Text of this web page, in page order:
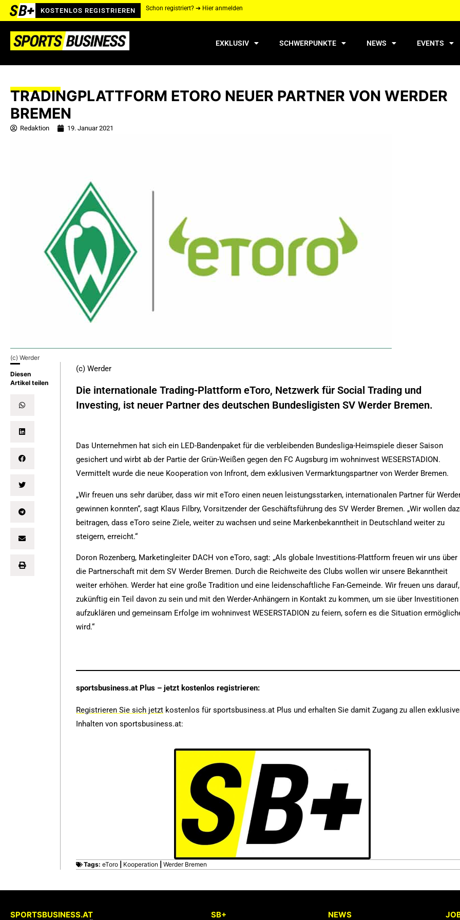
KOSTENLOS REGISTRIEREN Schon registriert? ➔ Hier anmelden
EXKLUSIV SCHWERPUNKTE NEWS EVENTS
TRADINGPLATTFORM ETORO NEUER PARTNER VON WERDER
BREMEN
Redaktion 19. Januar 2021
(c) Werder
Diesen
Artikel teilen
(c) Werder
Die internationale Trading-Plattform eToro, Netzwerk für Social Trading und
Investing, ist neuer Partner des deutschen Bundesligisten SV Werder Bremen.
Das Unternehmen hat sich ein LED-Bandenpaket für die verbleibenden Bundesliga-Heimspiele dieser Saison
gesichert und wirbt ab der Partie der Grün-Weißen gegen den FC Augsburg im wohninvest WESERSTADION.
Vermittelt wurde die neue Kooperation von Infront, dem exklusiven Vermarktungspartner von Werder Bremen.
„Wir freuen uns sehr darüber, dass wir mit eToro einen neuen leistungsstarken, internationalen Partner für
gewinnen konnten“, sagt Klaus Filbry, Vorsitzender der Geschäftsführung des SV Werder Bremen. „Wir wollen
beitragen, dass eToro seine Ziele, weiter zu wachsen und seine Markenbekanntheit in Deutschland weiter zu
steigern, erreicht.“
Doron Rozenberg, Marketingleiter DACH von eToro, sagt: „Als globale Investitions-Plattform freuen wir uns über
die Partnerschaft mit dem SV Werder Bremen. Durch die Reichweite des Clubs wollen wir unsere Bekanntheit
weiter erhöhen. Werder hat eine große Tradition und eine leidenschaftliche Fan-Gemeinde. Wir freuen uns darauf,
zukünftig ein Teil davon zu sein und mit den Werder-Anhängern in Kontakt zu kommen, um sie über Investitionen
aufzuklären und gemeinsam Erfolge im wohninvest WESERSTADION zu feiern, sofern es die Situation
wird.“
sportsbusiness.at Plus – jetzt kostenlos registrieren:
Registrieren Sie sich jetzt kostenlos für sportsbusiness.at Plus und erhalten Sie damit Zugang zu allen
Inhalten von sportsbusiness.at:
Tags:eToro Kooperation |Werder Bremen
SPORTSBUSINESS.AT
SB+
NEWS